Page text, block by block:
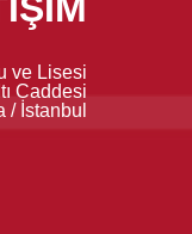
ve Lisesi
Caddesi
/ İstanbul